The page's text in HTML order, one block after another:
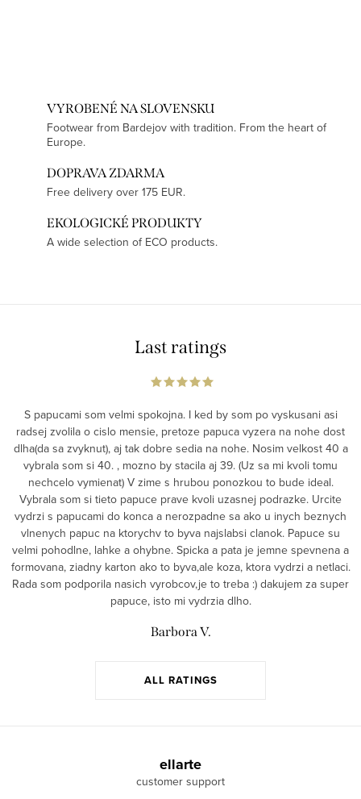
VYROBENÉ NA SLOVENSKU
Footwear from Bardejov with tradition. From the heart of
Europe.
DOPRAVA ZDARMA
Free delivery over 175 EUR.
EKOLOGICKÉ PRODUKTY
A wide selection of ECO products.
Last ratings
ALL RATINGS
S papucami som velmi spokojna. I ked by som po vyskusani asi
radsej zvolila o cislo mensie, pretoze papuca vyzera na nohe dost
dlha(da sa zvyknut), aj tak dobre sedia na nohe. Nosim velkost 40 a
vybrala som si 40. , mozno by stacila aj 39. (Uz sa mi kvoli tomu
nechcelo vymienat) V zime s hrubou ponozkou to bude ideal.
Vybrala som si tieto papuce prave kvoli uzasnej podrazke. Urcite
vydrzi s papucami do konca a nerozpadne sa ako u inych beznych
vlnenych papuc na ktorychv to byva najslabsi clanok. Papuce su
velmi pohodlne, lahke a ohybne. Spicka a pata je jemne spevnena a
formovana, ziadny karton ako to byva,ale koza, ktora vydrzi a netlaci.
Rada som podporila nasich vyrobcov,je to treba :) dakujem za super
papuce, isto mi vydrzia dlho.
Barbora V.
ellarte